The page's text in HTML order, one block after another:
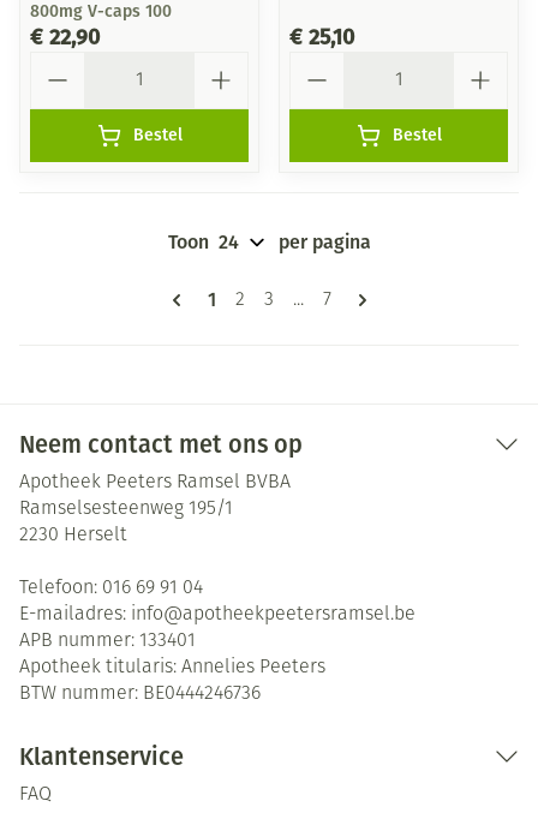
800mg V-caps 100
€ 22,90
Bestel
€ 25,10
Bestel
Pagina's
U lees momenteel pagina
1 Pagina
2 Pagina
3 ... Pagina
7
Toon per pagina
Neem contact met ons op
Apotheek Peeters Ramsel BVBA
Ramselsesteenweg 195/1
2230 Herselt
Telefoon: 016 69 91 04
E-mailadres: info@apotheekpeetersramsel.be
APB nummer: 133401
Apotheek titularis: Annelies Peeters
BTW nummer: BE0444246736
Klantenservice
FAQ